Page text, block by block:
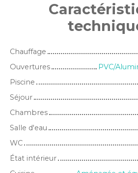
Chauffage
Ouvertures
PVC/
Piscine
Séjour
Chambres
Salle d'eau
WC
État intérieur